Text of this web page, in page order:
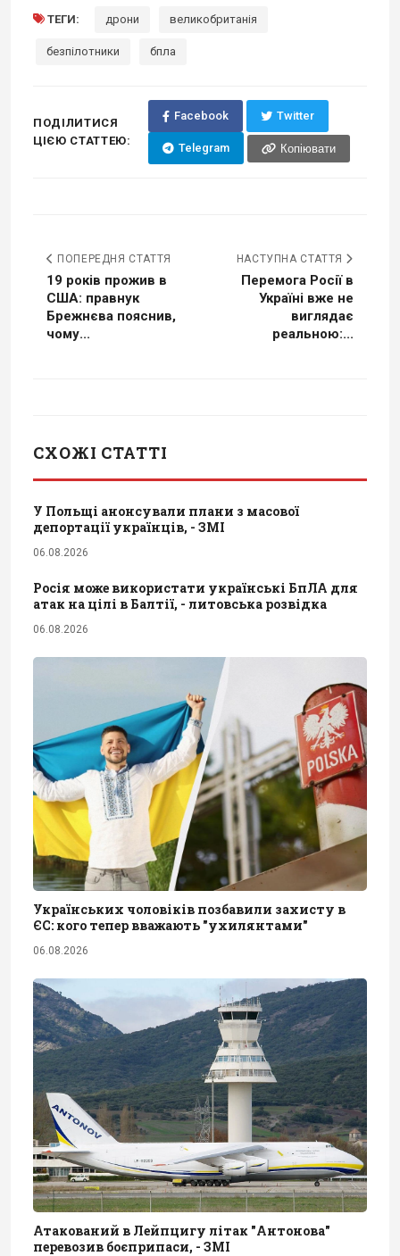
ТЕГИ: дрони великобританія
безпілотники бпла
ПОДІЛИТИСЯ
ЦІЄЮ СТАТТЕЮ:
Facebook Twitter
Telegram Копіювати
ПОПЕРЕДНЯ СТАТТЯ
19 років прожив в
США: правнук
Брежнєва пояснив,
чому...
НАСТУПНА СТАТТЯ
Перемога Росії в
Україні вже не
виглядає
реальною:...
СХОЖІ СТАТТІ
У Польщі анонсували плани з масової
депортації українців, - ЗМІ
06.08.2026
Росія може використати українські БпЛА для
атак на цілі в Балтії, - литовська розвідка
06.08.2026
Українських чоловіків позбавили захисту в
ЄС: кого тепер вважають "ухилянтами"
06.08.2026
Атакований в Лейпцигу літак "Антонова"
перевозив боєприпаси, - ЗМІ